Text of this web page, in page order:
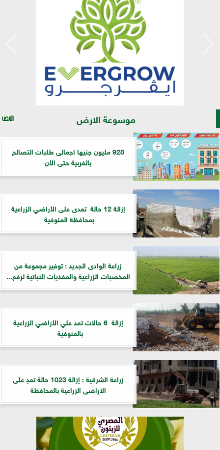
موسوعة الارض
928 مليون جنيها اجمالى طلبات التصالح
بالغربية حتى الأن
إزالة 12 حالة تعدى على الأراضي الزراعية
بمحافظة المنوفية
زراعة الوادى الجديد : توفير مجموعة من
المخصبات الزراعية والمغذيات النباتية لرفع...
إزالة 6 حالات تعد علي الأراضي الزراعية
بالمنوفية
زراعة الشرقية : إزالة 1023 حالة تعدٍ على
الاراضى الزراعية بالمحافظة